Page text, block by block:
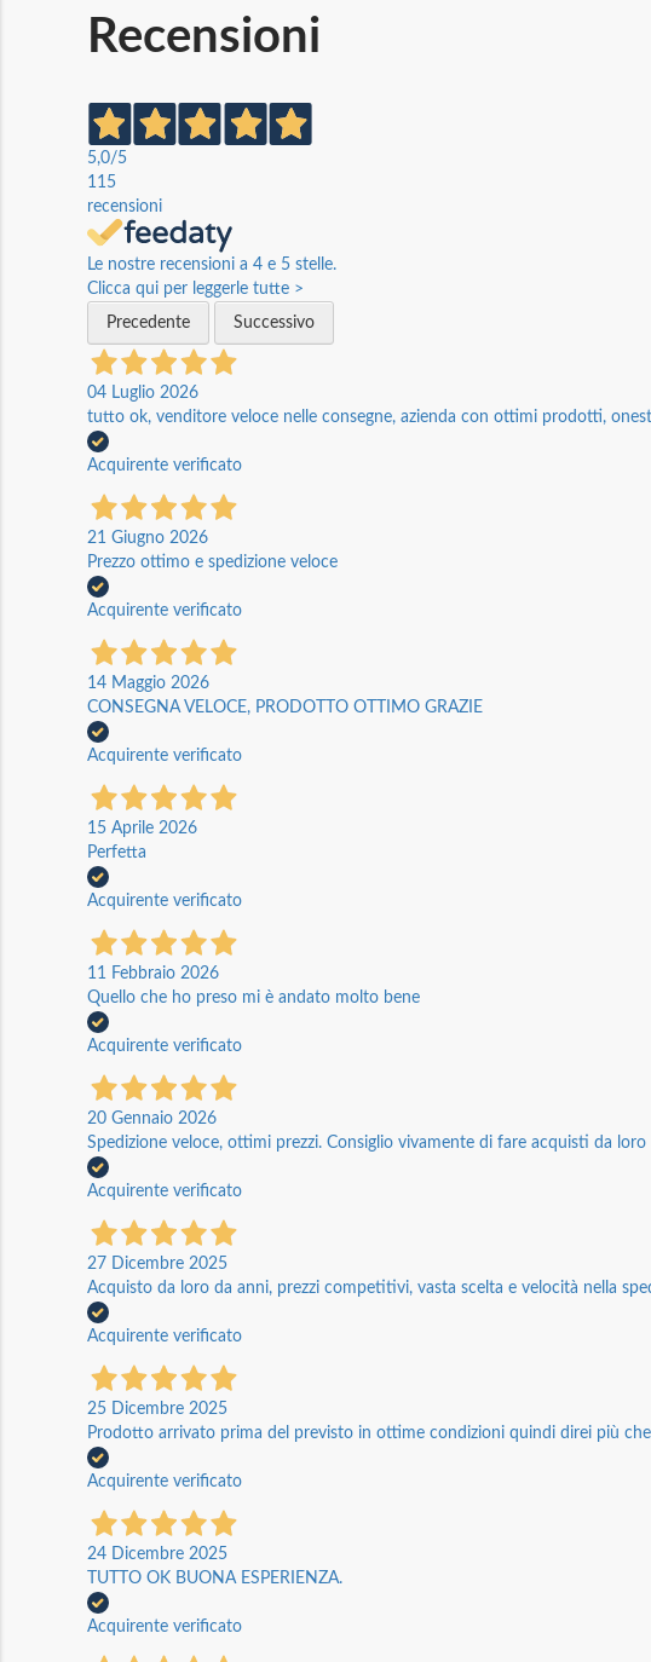
Recensioni
5,0/5
115
recensioni
Le nostre recensioni a 4 e 5 stelle.
Clicca qui per leggerle tutte >
Precedente
Successivo
04 Luglio 2026
tutto ok, venditore veloce nelle consegne, azienda con ottimi prodotti,
Acquirente verificato
21 Giugno 2026
Prezzo ottimo e spedizione veloce
Acquirente verificato
14 Maggio 2026
CONSEGNA VELOCE, PRODOTTO OTTIMO GRAZIE
Acquirente verificato
15 Aprile 2026
Perfetta
Acquirente verificato
11 Febbraio 2026
Quello che ho preso mi è andato molto bene
Acquirente verificato
20 Gennaio 2026
Spedizione veloce, ottimi prezzi. Consiglio vivamente di fare acquisti da loro
Acquirente verificato
27 Dicembre 2025
Acquisto da loro da anni, prezzi competitivi, vasta scelta e velocità nella
Acquirente verificato
25 Dicembre 2025
Prodotto arrivato prima del previsto in ottime condizioni quindi direi più
Acquirente verificato
24 Dicembre 2025
TUTTO OK BUONA ESPERIENZA.
Acquirente verificato